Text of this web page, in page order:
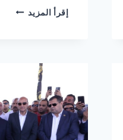
إقرأ المزيد وزير
شريف
يحيى
مساعدًا
للوزير